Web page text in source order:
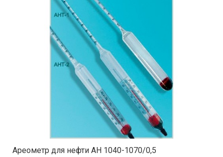
Ареометр для нефти АН 1040-1070/0,5